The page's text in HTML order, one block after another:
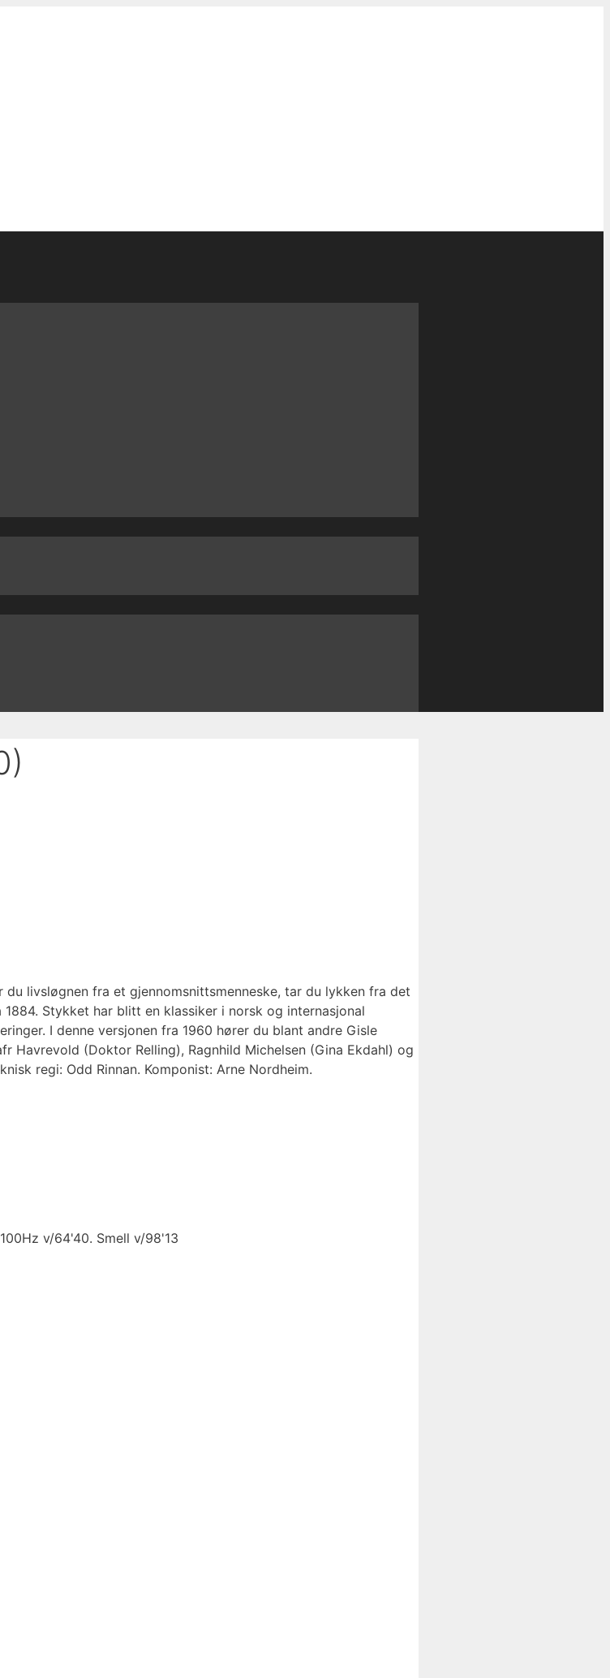
livsløgnen fra et gjennomsnittsmenneske, tar du lykken fra det
Stykket har blitt en klassiker i norsk og internasjonal
I denne versjonen fra 1960 hører du blant andre Gisle
Havrevold (Doktor Relling), Ragnhild Michelsen (Gina Ekdahl) og
regi: Odd Rinnan. Komponist: Arne Nordheim.
v/64'40. Smell v/98'13